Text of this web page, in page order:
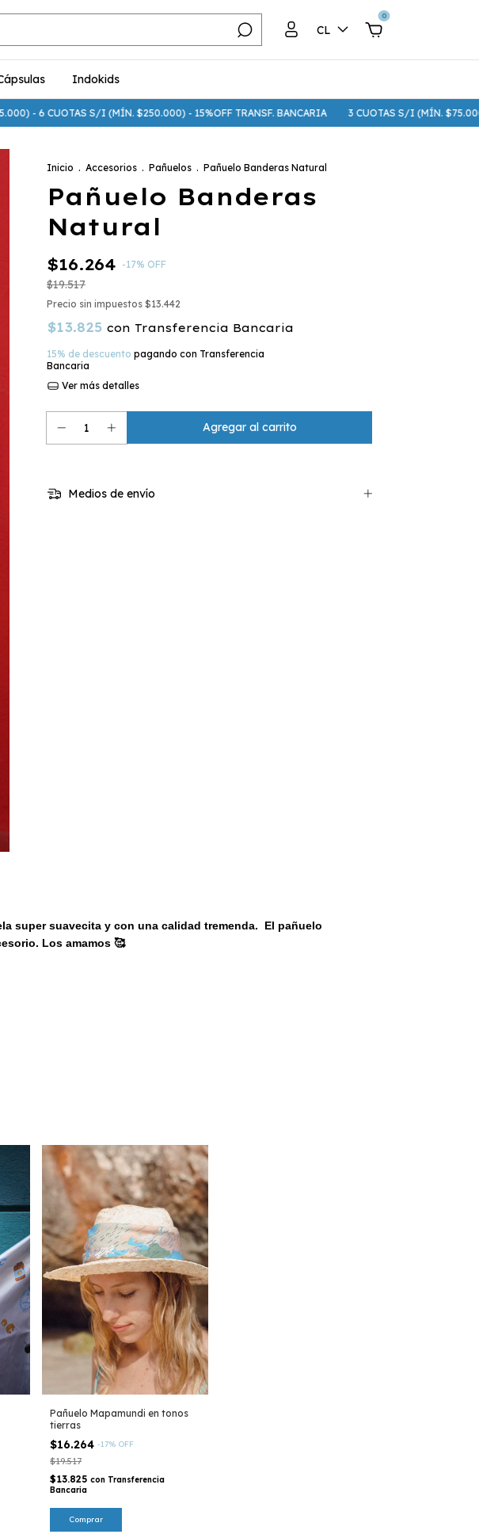
CL
0
Indokids
S/I (MÍN. $250.000) - 15%OFF TRANSF. BANCARIA 3 CUOTAS S/I (MÍN. $75.000) - 6
Inicio . Accesorios . Pañuelos . Pañuelo Banderas Natural
Pañuelo Banderas
Natural
$16.264 -17% OFF
$19.517
Precio sin impuestos $13.442
$13.825 con Transferencia Bancaria
15% de descuento pagando con Transferencia
Bancaria
Ver más detalles
Medios de envío
super suavecita y con una calidad tremenda. El pañuelo
Los amamos 🥰
Pañuelo Mapamundi en tonos
tierras
$16.264 -17% OFF
$19.517
$13.825 con Transferencia
Bancaria